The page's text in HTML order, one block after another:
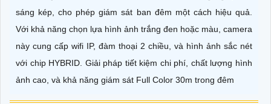
sáng kép, cho phép giám sát ban đêm một cách hiệu quả.
Với khả năng chọn lựa hình ảnh trắng đen hoặc màu, camera
này cung cấp wifi IP, đàm thoại 2 chiều, và hình ảnh sắc nét
với chip HYBRID. Giải pháp tiết kiệm chi phí, chất lượng hình
ảnh cao, và khả năng giám sát Full Color 30m trong đêm